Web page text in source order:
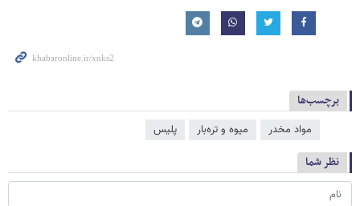
برچسب‌ها
مواد مخدر میوه و تره‌بار پلیس
نظر شما